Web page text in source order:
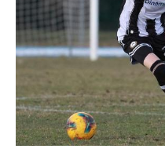
Classifiche